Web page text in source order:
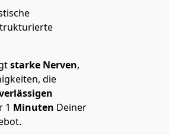
starke Nerven,
die
1 Minuten Deiner